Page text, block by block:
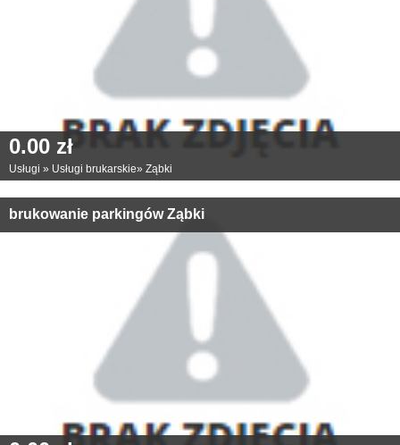
0.00 zł
Usługi » Usługi brukarskie» Ząbki
brukowanie parkingów Ząbki